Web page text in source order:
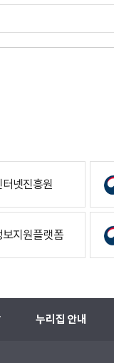
터넷진흥원
보지원플랫폼
누리집 안내